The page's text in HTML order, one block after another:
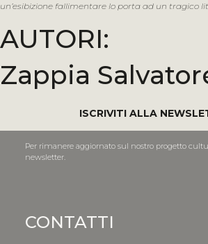
un’esibizione fallimentare lo porta ad un tragico
AUTORI:
Zappia
ISCRIVITI ALLA
Per rimanere aggiornato sul nostro progetto
newsletter.
CONTATTI